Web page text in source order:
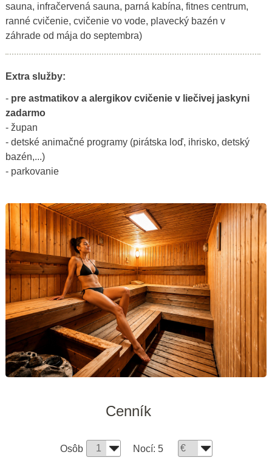
sauna, infračervená sauna, parná kabína, fitnes centrum,
ranné cvičenie, cvičenie vo vode, plavecký bazén v
záhrade od mája do septembra)
Extra služby:
- pre astmatikov a alergikov cvičenie v liečivej jaskyni
zadarmo
- župan
- detské animačné programy (pirátska loď, ihrisko, detský
bazén,...)
- parkovanie
Cenník
Osôb Nocí: 5